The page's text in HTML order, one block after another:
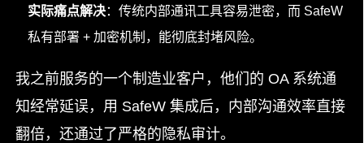
实际痛点解决：传统内部通讯工具容易泄密，而 SafeW
私有部署 + 加密机制，能彻底封堵风险。
我之前服务的一个制造业客户，他们的 OA 系统通
知经常延误，用 SafeW 集成后，内部沟通效率直接
翻倍，还通过了严格的隐私审计。